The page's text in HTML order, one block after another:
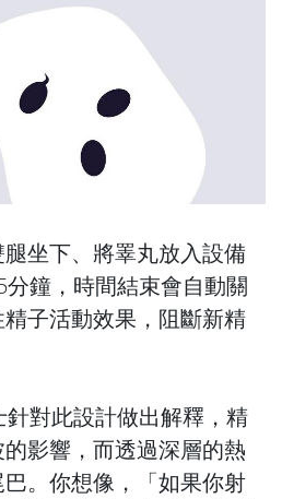
坐下、將睪丸放入設備
鐘，時間結束會自動關
子活動效果，阻斷新精
對此設計做出解釋，精
影響，而透過深層的熱
。你想像，「如果你射